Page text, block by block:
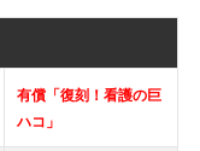
有償「復刻！看護の巨
ハコ」